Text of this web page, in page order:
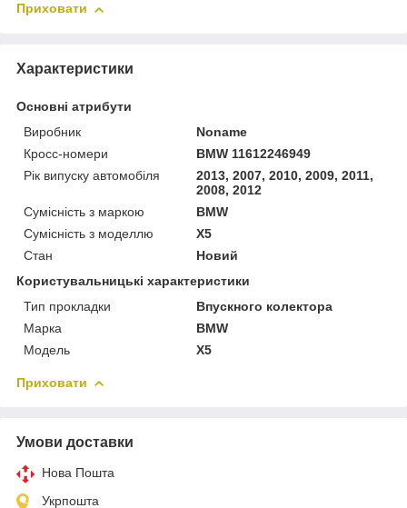
Приховати
Характеристики
Основні атрибути
Виробник
Noname
Кросс-номери
BMW 11612246949
Рік випуску автомобіля
2013, 2007, 2010, 2009, 2011,
2008, 2012
Сумісність з маркою
BMW
Сумісність з моделлю
X5
Стан
Новий
Користувальницькі характеристики
Тип прокладки
Впускного колектора
Марка
BMW
Мoдель
X5
Приховати
Умови доставки
Нова Пошта
Укрпошта